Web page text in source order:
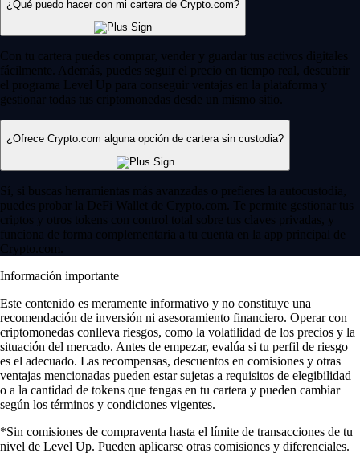
¿Qué puedo hacer con mi cartera de Crypto.com?
Con tu cartera puedes comprar, vender y guardar tus activos digitales
fácilmente. Además, puedes seguir el precio en tiempo real, descubrir
el programa Level Up para conseguir ventajas en la plataforma y
gestionar todas tus criptomonedas desde un mismo sitio.
¿Ofrece Crypto.com alguna opción de cartera sin custodia?
Sí, si buscas herramientas más avanzadas o prefieres la autocustodia,
puedes probar la DeFi Wallet de Crypto.com. Te permite gestionar tus
criptos y otros tokens con control total sobre tus claves privadas, y
funciona de forma complementaria a tu cuenta en la app principal de
Crypto.com.
Información importante
Este contenido es meramente informativo y no constituye una
recomendación de inversión ni asesoramiento financiero. Operar con
criptomonedas conlleva riesgos, como la volatilidad de los precios y la
situación del mercado. Antes de empezar, evalúa si tu perfil de riesgo
es el adecuado. Las recompensas, descuentos en comisiones y otras
ventajas mencionadas pueden estar sujetas a requisitos de elegibilidad
o a la cantidad de tokens que tengas en tu cartera y pueden cambiar
según los términos y condiciones vigentes.
*Sin comisiones de compraventa hasta el límite de transacciones de tu
nivel de Level Up. Pueden aplicarse otras comisiones y diferenciales.